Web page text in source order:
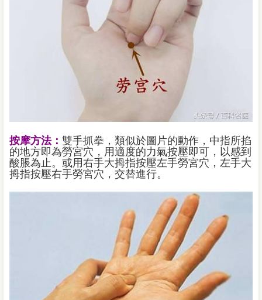
按摩方法： 雙手抓拳，類似於圖片的動作，中指所掐
的地方即為勞宮穴，用適度的力氣按壓即可，以感到
酸脹為止。或用右手大拇指按壓左手勞宮穴，左手大
拇指按壓右手勞宮穴，交替進行。